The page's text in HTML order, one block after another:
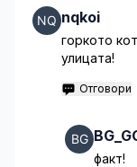
nqkoi
горкото
улицата!
Отговори
факт!